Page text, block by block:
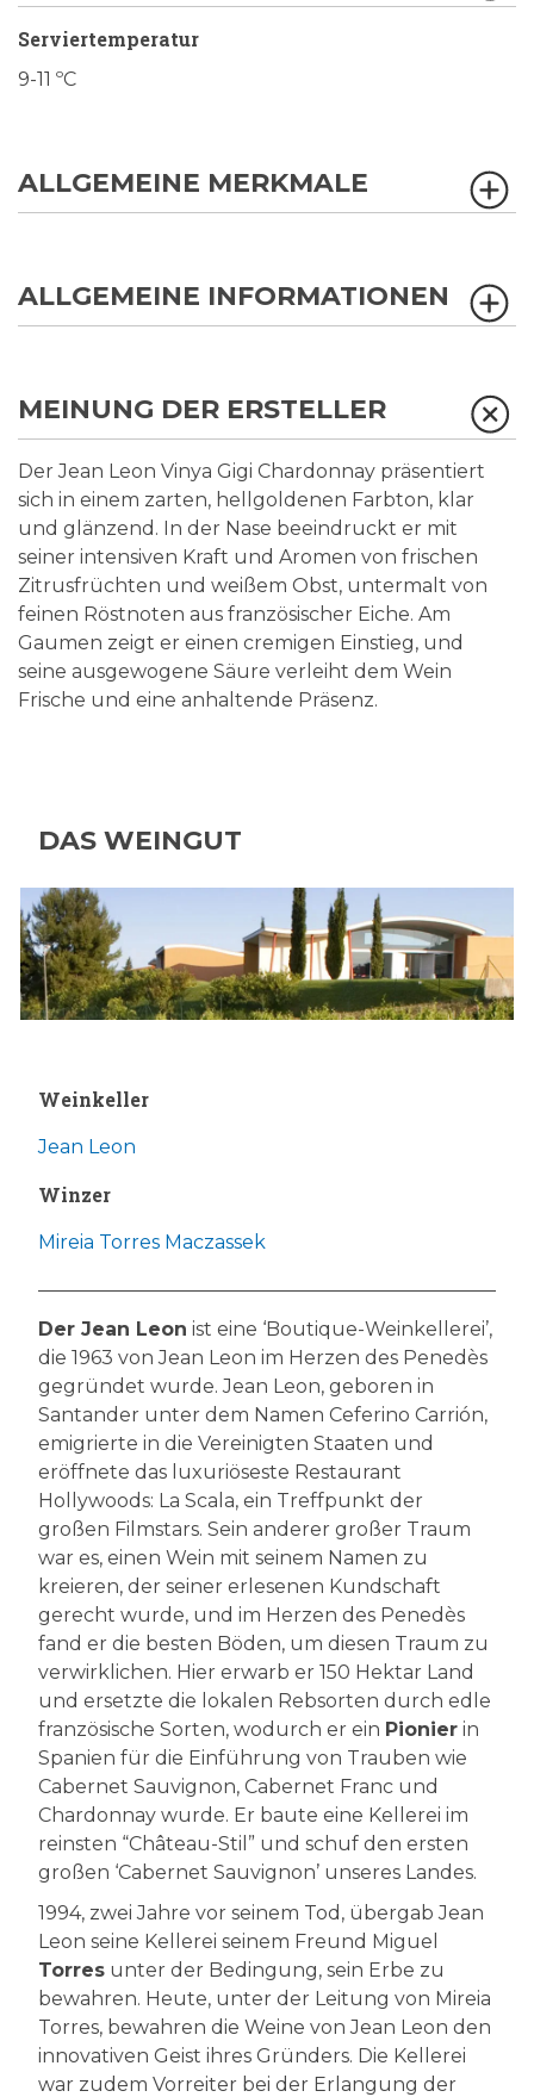
Serviertemperatur
9-11 ºC
ALLGEMEINE MERKMALE
ALLGEMEINE INFORMATIONEN
MEINUNG DER ERSTELLER
Der Jean Leon Vinya Gigi Chardonnay präsentiert
sich in einem zarten, hellgoldenen Farbton, klar
und glänzend. In der Nase beeindruckt er mit
seiner intensiven Kraft und Aromen von frischen
Zitrusfrüchten und weißem Obst, untermalt von
feinen Röstnoten aus französischer Eiche. Am
Gaumen zeigt er einen cremigen Einstieg, und
seine ausgewogene Säure verleiht dem Wein
Frische und eine anhaltende Präsenz.
DAS WEINGUT
Weinkeller
Jean Leon
Winzer
Mireia Torres Maczassek
Der Jean Leon ist eine ‘Boutique-Weinkellerei’,
die 1963 von Jean Leon im Herzen des Penedès
gegründet wurde. Jean Leon, geboren in
Santander unter dem Namen Ceferino Carrión,
emigrierte in die Vereinigten Staaten und
eröffnete das luxuriöseste Restaurant
Hollywoods: La Scala, ein Treffpunkt der
großen Filmstars. Sein anderer großer Traum
war es, einen Wein mit seinem Namen zu
kreieren, der seiner erlesenen Kundschaft
gerecht wurde, und im Herzen des Penedès
fand er die besten Böden, um diesen Traum zu
verwirklichen. Hier erwarb er 150 Hektar Land
und ersetzte die lokalen Rebsorten durch edle
französische Sorten, wodurch er ein Pionier in
Spanien für die Einführung von Trauben wie
Cabernet Sauvignon, Cabernet Franc und
Chardonnay wurde. Er baute eine Kellerei im
reinsten “Château-Stil” und schuf den ersten
großen ‘Cabernet Sauvignon’ unseres Landes.
1994, zwei Jahre vor seinem Tod, übergab Jean
Leon seine Kellerei seinem Freund Miguel
Torres unter der Bedingung, sein Erbe zu
bewahren. Heute, unter der Leitung von Mireia
Torres, bewahren die Weine von Jean Leon den
innovativen Geist ihres Gründers. Die Kellerei
war zudem Vorreiter bei der Erlangung der